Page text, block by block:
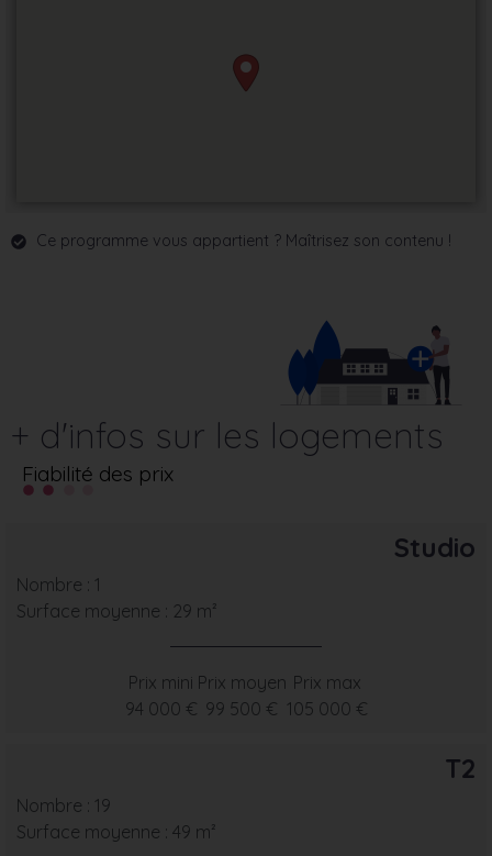
Ce programme vous appartient ? Maîtrisez son contenu !
+ d'infos sur les logements
Fiabilité des prix
Studio
Nombre : 1
Surface moyenne : 29 m²
Prix mini
94 000 €
Prix moyen
99 500 €
Prix max
105 000 €
T2
Nombre : 19
Surface moyenne : 49 m²